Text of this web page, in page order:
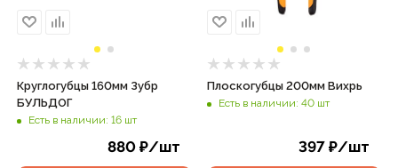
Круглогубцы 160мм Зубр
БУЛЬДОГ
Есть в наличии: 16 шт
880₽/шт
Плоскогубцы 200мм Вихрь
Есть в наличии: 40 шт
397 ₽/шт